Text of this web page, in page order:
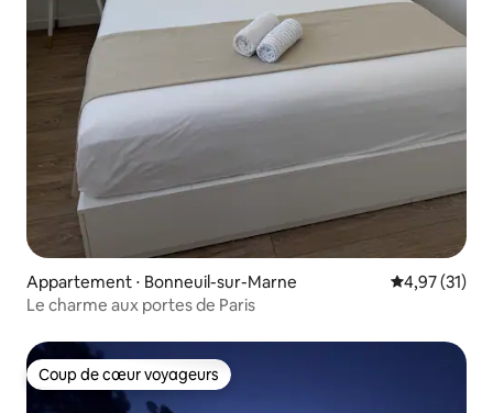
Appartement ⋅ Bonneuil-sur-Marne Évaluation
4,97 (31)
Le charme aux portes de Paris
Coup de cœur voyageurs
Coup de cœur voyageurs